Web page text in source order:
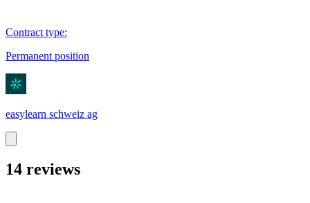
Contract type:
Permanent position
easylearn schweiz ag
14 reviews